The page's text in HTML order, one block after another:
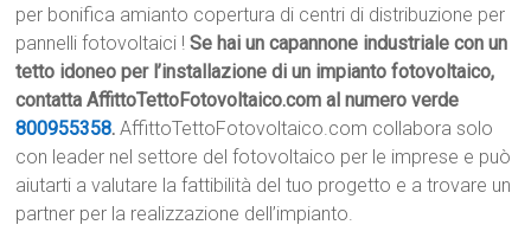
per bonifica amianto copertura di centri di distribuzione per
pannelli fotovoltaici !Se hai un capannone industriale con un
tetto idoneo per l’installazione di un impianto fotovoltaico,
contatta AffittoTettoFotovoltaico.com al numero verde
800955358. AffittoTettoFotovoltaico.com collabora solo
con leader nel settore del fotovoltaico per le imprese e può
aiutarti a valutare la fattibilità del tuo progetto e a trovare un
partner per la realizzazione dell’impianto.